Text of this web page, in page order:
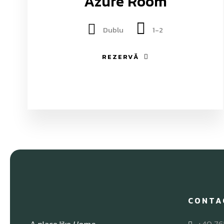
Dublu 1-2
REZERVĂ